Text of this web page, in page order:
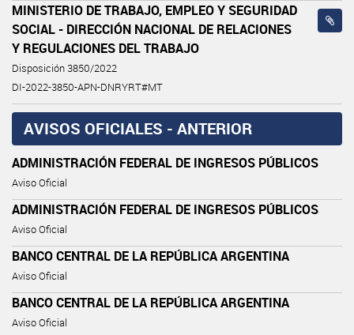
MINISTERIO DE TRABAJO, EMPLEO Y SEGURIDAD
SOCIAL - DIRECCIÓN NACIONAL DE RELACIONES
Y REGULACIONES DEL TRABAJO
Disposición 3850/2022
DI-2022-3850-APN-DNRYRT#MT
AVISOS OFICIALES - ANTERIOR
ADMINISTRACIÓN FEDERAL DE INGRESOS PÚBLICOS
Aviso Oficial
ADMINISTRACIÓN FEDERAL DE INGRESOS PÚBLICOS
Aviso Oficial
BANCO CENTRAL DE LA REPÚBLICA ARGENTINA
Aviso Oficial
BANCO CENTRAL DE LA REPÚBLICA ARGENTINA
Aviso Oficial